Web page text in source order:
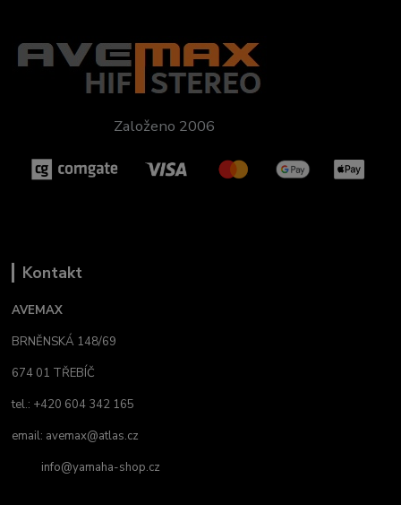
Založeno 2006
Kontakt
AVEMAX
BRNĚNSKÁ 148/69
674 01 TŘEBÍČ
tel.: +420 604 342 165
email: avemax@atlas.cz
info@yamaha-shop.cz